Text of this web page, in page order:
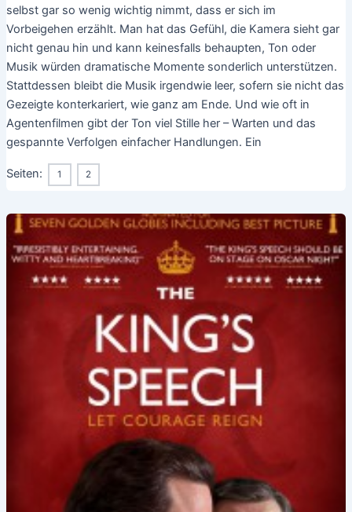
selbst gar so wenig wichtig nimmt, dass er sich im
Vorbeigehen erzählt. Man hat das Gefühl, die Kamera sieht gar
nicht genau hin und kann keinesfalls behaupten, Ton oder
Musik würden dramatische Momente sonderlich unterstützen.
Stattdessen bleibt die Musik irgendwie leer, sofern sie nicht das
Gezeigte konterkariert, wie ganz am Ende. Und wie oft in
Agentenfilmen gibt der Ton viel Stille her – Warten und das
gespannte Verfolgen einfacher Handlungen. Ein
Seiten: 1 2